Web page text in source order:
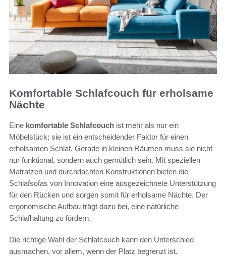
Komfortable Schlafcouch für erholsame
Nächte
Eine komfortable Schlafcouch ist mehr als nur ein
Möbelstück; sie ist ein entscheidender Faktor für einen
erholsamen Schlaf. Gerade in kleinen Räumen muss sie nicht
nur funktional, sondern auch gemütlich sein. Mit speziellen
Matratzen und durchdachten Konstruktionen bieten die
Schlafsofas von Innovation eine ausgezeichnete Unterstützung
für den Rücken und sorgen somit für erholsame Nächte. Der
ergonomische Aufbau trägt dazu bei, eine natürliche
Schlafhaltung zu fördern.
Die richtige Wahl der Schlafcouch kann den Unterschied
ausmachen, vor allem, wenn der Platz begrenzt ist.